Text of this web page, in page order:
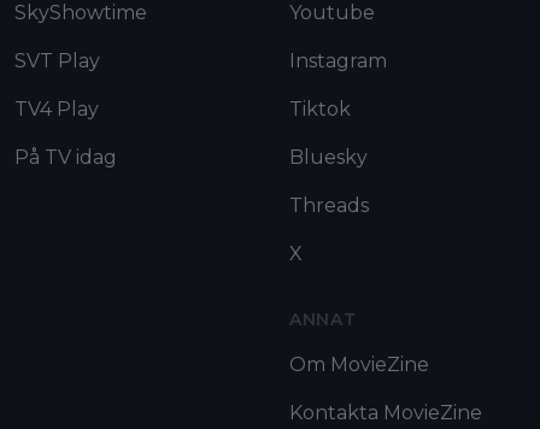
SkyShowtime
SVT Play
TV4 Play
På TV idag
Youtube
Instagram
Tiktok
Bluesky
Threads
X
ANNAT
Om MovieZine
Kontakta MovieZine